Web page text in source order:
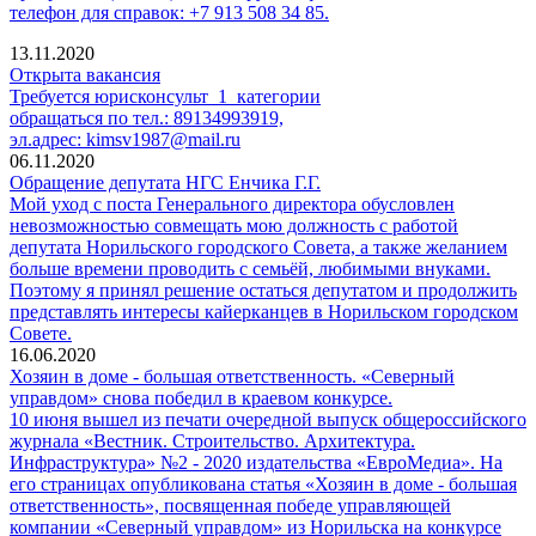
телефон для справок: +7 913 508 34 85.
13.11.2020
Открыта вакансия
Требуется юрисконсульт 1 категории
обращаться по тел.: 89134993919,
эл.адрес: kimsv1987@mail.ru
06.11.2020
Обращение депутата НГС Енчика Г.Г.
Мой уход с поста Генерального директора обусловлен
невозможностью совмещать мою должность с работой
депутата Норильского городского Совета, а также желанием
больше времени проводить с семьёй, любимыми внуками.
Поэтому я принял решение остаться депутатом и продолжить
представлять интересы кайерканцев в Норильском городском
Совете.
16.06.2020
Хозяин в доме - большая ответственность. «Северный
управдом» снова победил в краевом конкурсе.
10 июня вышел из печати очередной выпуск общероссийского
журнала «Вестник. Строительство. Архитектура.
Инфраструктура» №2 - 2020 издательства «ЕвроМедиа». На
его страницах опубликована статья «Хозяин в доме - большая
ответственность», посвященная победе управляющей
компании «Северный управдом» из Норильска на конкурсе